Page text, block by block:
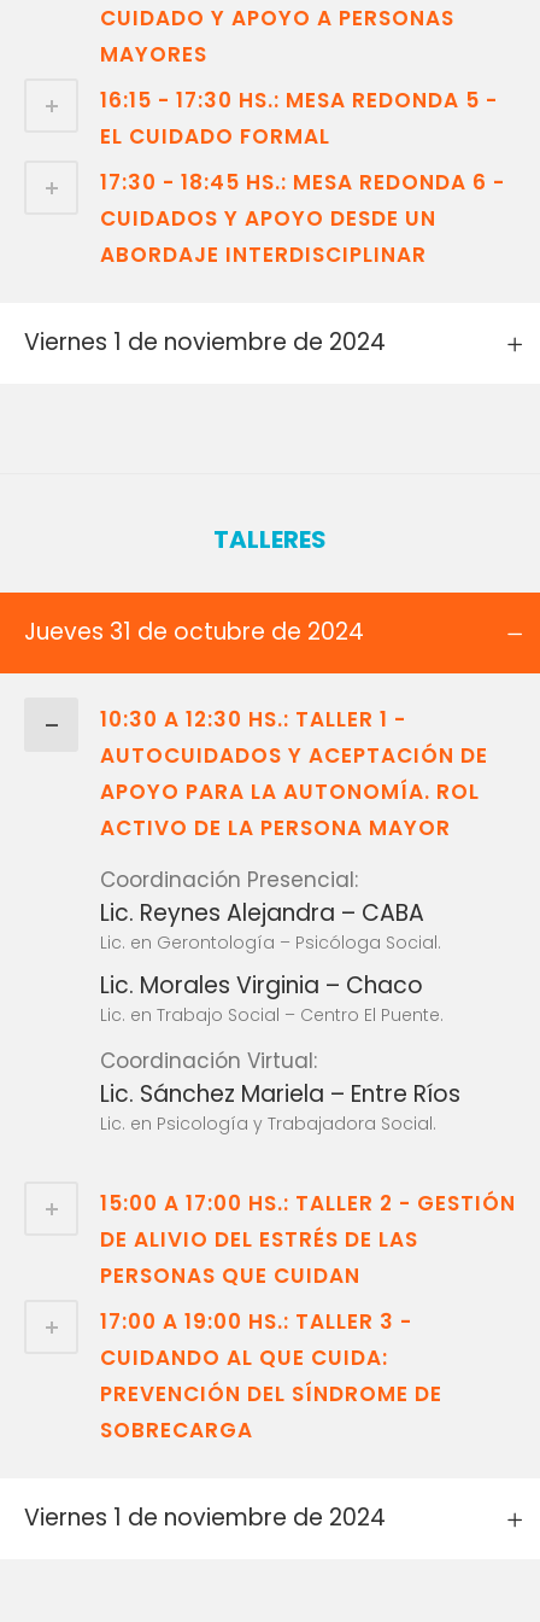
CUIDADO Y APOYO A PERSONAS
MAYORES
16:15 - 17:30 HS.: MESA REDONDA 5 -
EL CUIDADO FORMAL
17:30 - 18:45 HS.: MESA REDONDA 6 -
CUIDADOS Y APOYO DESDE UN
ABORDAJE INTERDISCIPLINAR
Viernes 1 de noviembre de 2024
TALLERES
Jueves 31 de octubre de 2024
10:30 A 12:30 HS.: TALLER 1 -
AUTOCUIDADOS Y ACEPTACIÓN DE
APOYO PARA LA AUTONOMÍA. ROL
ACTIVO DE LA PERSONA MAYOR
Coordinación Presencial:
Lic. Reynes Alejandra – CABA
Lic. en Gerontología – Psicóloga Social.
Lic. Morales Virginia – Chaco
Lic. en Trabajo Social – Centro El Puente.
Coordinación Virtual:
Lic. Sánchez Mariela – Entre Ríos
Lic. en Psicología y Trabajadora Social.
15:00 A 17:00 HS.: TALLER 2 - GESTIÓN
DE ALIVIO DEL ESTRÉS DE LAS
PERSONAS QUE CUIDAN
17:00 A 19:00 HS.: TALLER 3 -
CUIDANDO AL QUE CUIDA:
PREVENCIÓN DEL SÍNDROME DE
SOBRECARGA
Viernes 1 de noviembre de 2024